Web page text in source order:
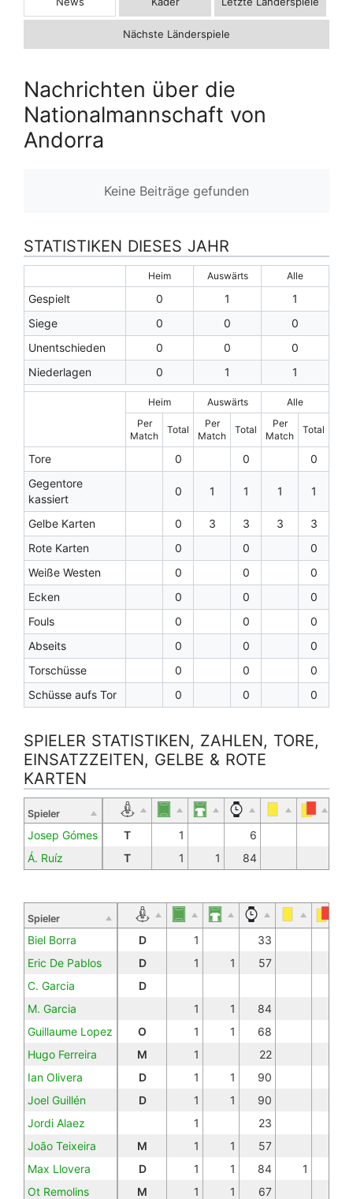
Nächste Länderspiele
Nachrichten über die
Nationalmannschaft von
Andorra
Keine Beiträge gefunden
STATISTIKEN DIESES JAHR
Heim Auswärts Alle
Gespielt 0 1
1
Siege
0 0
0
Unentschieden
0 0
0
Niederlagen
0 1 1
Heim Auswärts
Alle
Per
Match
Total
Per
Match
Total
Per
Match
Total
Tore 0 0
0
Gegentore
kassiert
0 1 1 1 1
Gelbe Karten 0 3 3 3
3
Rote Karten
0 0
0
Weiße Westen
0 0
0
Ecken
0 0
0
Fouls
0 0
0
Abseits
0 0
0
Torschüsse
0 0
0
Schüsse aufs Tor
0 0 0
SPIELER STATISTIKEN, ZAHLEN, TORE,
EINSATZZEITEN, GELBE & ROTE
KARTEN
Spieler
Josep Gómes T 1
6
Á. Ruíz
T 1 1 84
Spieler
Biel Borra D 1
33
Eric De Pablos
D 1 1
57
C. Garcia
D
M. Garcia
1 1
84
Guillaume Lopez
O 1 1
68
Hugo Ferreira
M 1
22
Ian Olivera
D 1 1
90
Joel Guillén
D 1 1
90
Jordi Alaez
1
23
João Teixeira
M 1 1
57
Max Llovera
D 1 1 84
1
Ot Remolins
M 1 1
67